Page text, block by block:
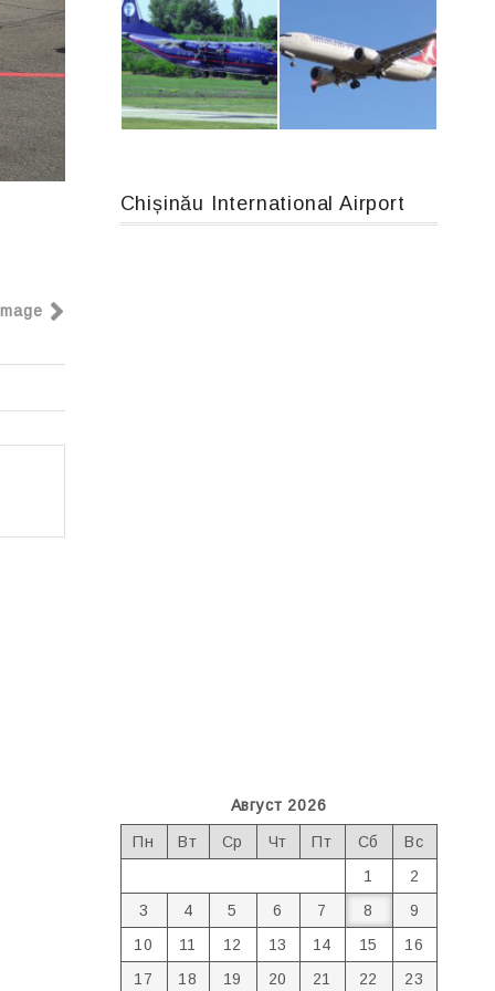
Airbus A319-114 D-AILN, Lufthansa, Франкфурт-Кишинев, 24/06/18
Chișinău International Airport
Август 2026
Пн Вт Ср Чт Пт Сб
Вс
1
2
3
4 5 6 7 8
9
10
11 12 13 14 15
16
17
18 19 20 21 22
23